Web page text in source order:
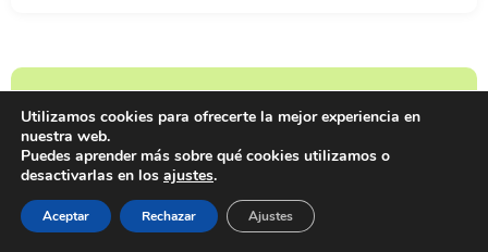
¿TIENES UNA IDEA O
PROYECTO EN MENTE?
Utilizamos cookies para ofrecerte la mejor experiencia en
nuestra web.
Puedes aprender más sobre qué cookies utilizamos o
desactivarlas en los ajustes.
Aceptar Rechazar Ajustes